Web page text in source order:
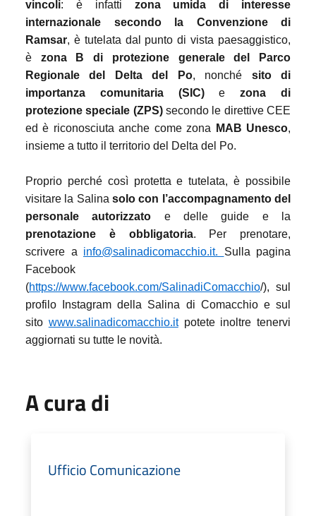
vincoli: è infatti zona umida di interesse
internazionale secondo la Convenzione di
Ramsar, è tutelata dal punto di vista paesaggistico,
è zona B di protezione generale del Parco
Regionale del Delta del Po, nonché sito di
importanza comunitaria (SIC)e zona di
protezione speciale (ZPS)secondo le direttive CEE
ed è riconosciuta anche come zona
MAB Unesco,
insieme a tutto il territorio del Delta del Po.
Proprio perché così protetta e tutelata, è possibile
visitare la Salina solo con l’accompagnamento del
personale autorizzato e delle guide e la
prenotazione è obbligatoria. Per prenotare,
scrivere a info@salinadicomacchio.it. Sulla pagina
Facebook
(https://www.facebook.com/SalinadiComacchio/), sul
profilo Instagram della Salina di Comacchio e sul
sito www.salinadicomacchio.itpotete inoltre tenervi
aggiornati su tutte le novità.
A cura di
Ufficio Comunicazione